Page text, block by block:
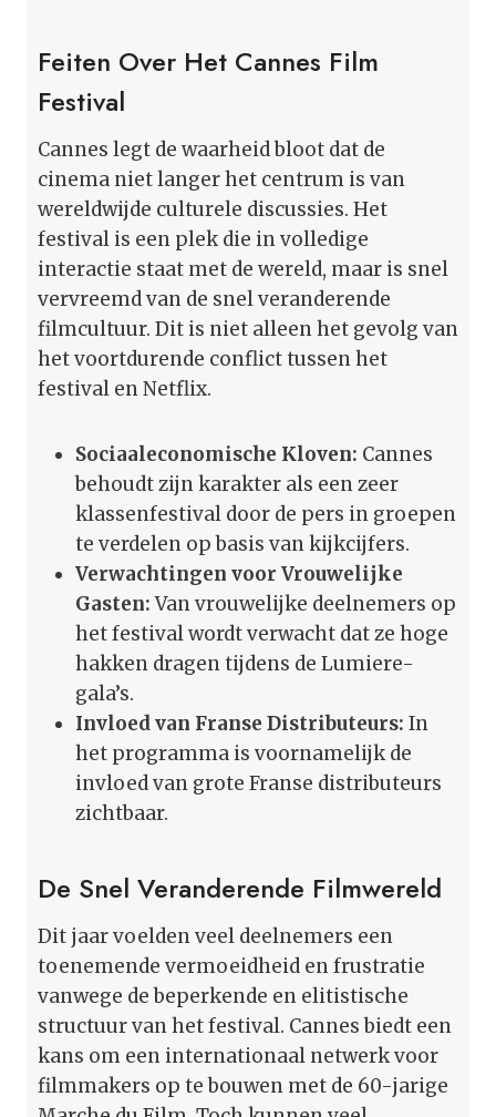
Feiten Over Het Cannes Film
Festival
Cannes legt de waarheid bloot dat de
cinema niet langer het centrum is van
wereldwijde culturele discussies. Het
festival is een plek die in volledige
interactie staat met de wereld, maar is snel
vervreemd van de snel veranderende
filmcultuur. Dit is niet alleen het gevolg van
het voortdurende conflict tussen het
festival en Netflix.
Sociaaleconomische Kloven: Cannes
behoudt zijn karakter als een zeer
klassenfestival door de pers in groepen
te verdelen op basis van kijkcijfers.
Verwachtingen voor Vrouwelijke
Gasten:Van vrouwelijke deelnemers op
het festival wordt verwacht dat ze hoge
hakken dragen tijdens de Lumiere-
gala’s.
Invloed van Franse Distributeurs: In
het programma is voornamelijk de
invloed van grote Franse distributeurs
zichtbaar.
De Snel Veranderende Filmwereld
Dit jaar voelden veel deelnemers een
toenemende vermoeidheid en frustratie
vanwege de beperkende en elitistische
structuur van het festival. Cannes biedt een
kans om een internationaal netwerk voor
filmmakers op te bouwen met de 60-jarige